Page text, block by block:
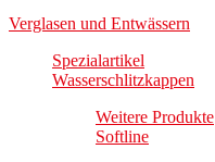
Verglasen und Entwässern
Spezialartikel
Wasserschlitzkappen
Weitere Produkte
Softline